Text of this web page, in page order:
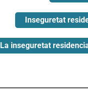
Inseguretat
La inseguretat